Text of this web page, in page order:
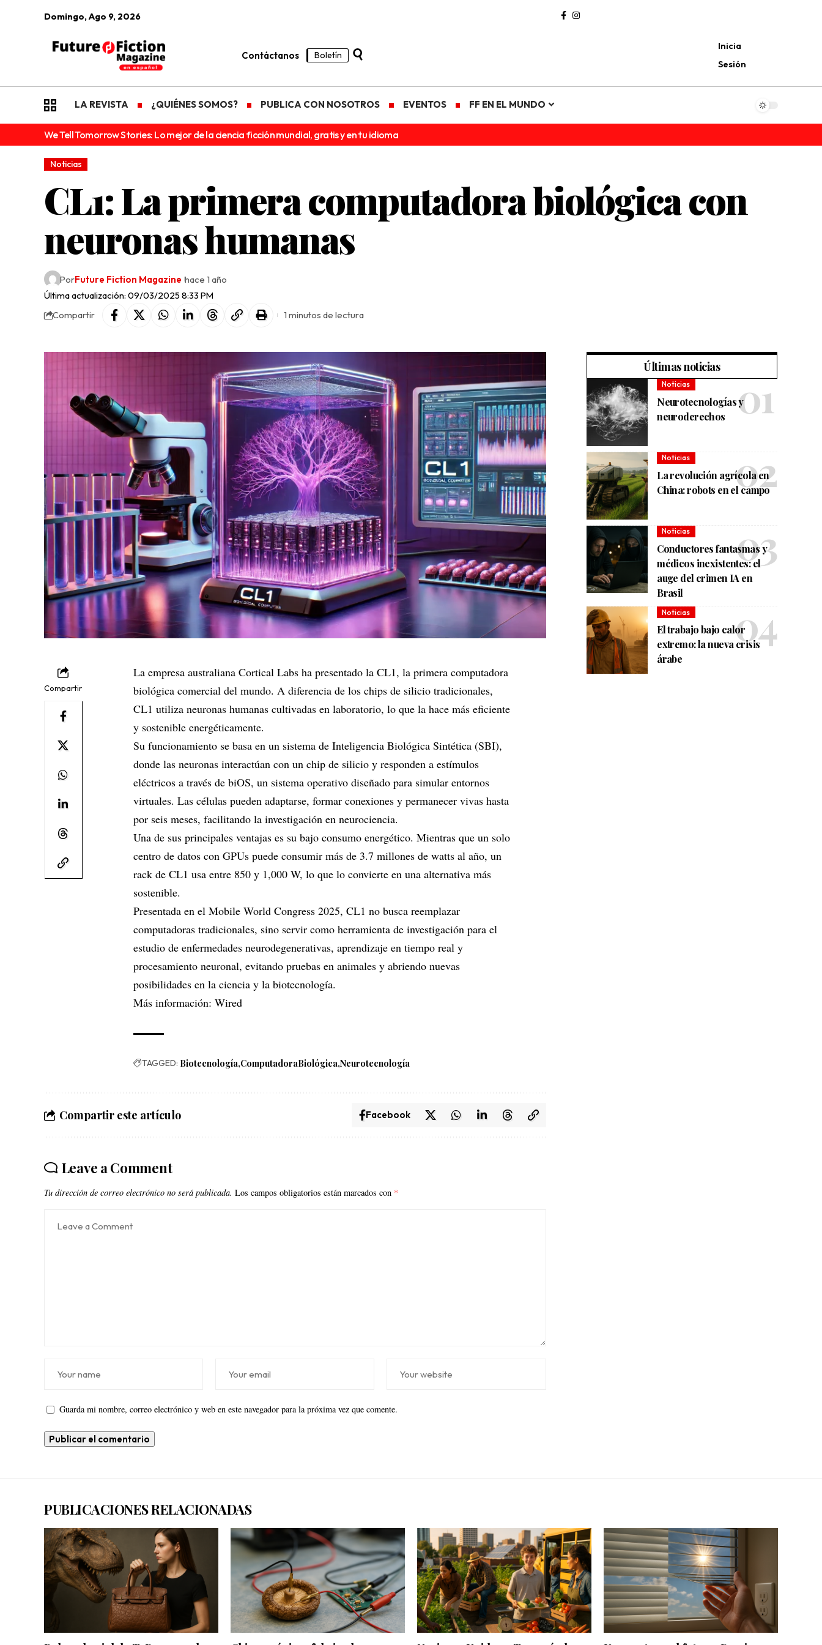
Domingo, Ago 9, 2026
Contáctanos Boletín
Inicia
Sesión
LA REVISTA ¿QUIÉNES SOMOS? PUBLICA CON NOSOTROS EVENTOS FF EN EL MUNDO
We Tell Tomorrow Stories: Lo mejor de la ciencia ficción mundial, gratis y en tu idioma
Noticias
CL1: La primera computadora biológica con
neuronas humanas
Última actualización: 09/03/2025 8:33 PM
PorFuture Fiction Magazine hace 1 año
Compartir 1 minutos de lectura
Compartir
La empresa australiana Cortical Labs ha presentado la CL1, la primera computadora
biológica comercial del mundo. A diferencia de los chips de silicio tradicionales,
CL1 utiliza neuronas humanas cultivadas en laboratorio, lo que la hace más eficiente
y sostenible energéticamente.
Su funcionamiento se basa en un sistema de Inteligencia Biológica Sintética (SBI),
donde las neuronas interactúan con un chip de silicio y responden a estímulos
eléctricos a través de biOS, un sistema operativo diseñado para simular entornos
virtuales. Las células pueden adaptarse, formar conexiones y permanecer vivas hasta
por seis meses, facilitando la investigación en neurociencia.
Una de sus principales ventajas es su bajo consumo energético. Mientras que un solo
centro de datos con GPUs puede consumir más de 3.7 millones de watts al año, un
rack de CL1 usa entre 850 y 1,000 W, lo que lo convierte en una alternativa más
sostenible.
Presentada en el Mobile World Congress 2025, CL1 no busca reemplazar
computadoras tradicionales, sino servir como herramienta de investigación para el
estudio de enfermedades neurodegenerativas, aprendizaje en tiempo real y
procesamiento neuronal, evitando pruebas en animales y abriendo nuevas
posibilidades en la ciencia y la biotecnología.
Más información:Wired
TAGGED: Biotecnología ComputadoraBiológica Neurotecnología
Compartir este artículo Facebook
Leave a Comment
Tu dirección de correo electrónico no será publicada. Los campos obligatorios están marcados con *
Guarda mi nombre, correo electrónico y web en este navegador para la próxima vez que comente.
Últimas noticias
Noticias
Neurotecnologías y
neuroderechos
Noticias
La revolución agrícola en
China: robots en el campo
Noticias
Conductores fantasmas y
médicos inexistentes: el
auge del crimen IA en
Brasil
Noticias
El trabajo bajo calor
extremo: la nueva crisis
árabe
PUBLICACIONES RELACIONADAS